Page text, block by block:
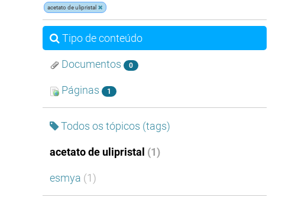
acetato de ulipristal
Tipo de conteúdo
Documentos 0
Páginas 1
Todos os tópicos (tags)
acetato de ulipristal (1)
esmya (1)